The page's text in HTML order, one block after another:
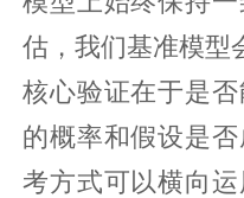
估，我们基准模型
核心验证在于是
的概率和假设是
考方式可以横向运